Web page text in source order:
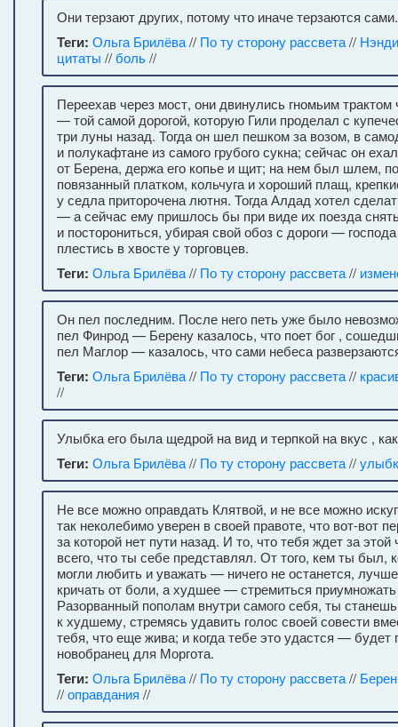
Они терзают других, потому что иначе терзаются сами.
Теги: Ольга Брилёва// По ту сторону рассвета//
цитаты //боль//
Переехав через мост, они двинулись гномьим трактом
— той самой дорогой, которую Гили проделал с
три луны назад. Тогда он шел пешком за возом, в
и полукафтане из самого грубого сукна; сейчас он
от Берена, держа его копье и щит; на нем был шлем,
повязанный платком, кольчуга и хороший плащ,
у седла приторочена лютня. Тогда Алдад хотел
— а сейчас ему пришлось бы при виде их поезда
и посторониться, убирая свой обоз с дороги —
плестись в хвосте у торговцев.
Теги: Ольга Брилёва// По ту сторону рассвета//
Он пел последним. После него петь уже было
пел Финрод — Берену казалось, что поет бог ,
пел Маглор — казалось, что сами небеса
Теги: Ольга Брилёва// По ту сторону рассвета//
//
Улыбка его была щедрой на вид и терпкой на вкус ,
Теги: Ольга Брилёва// По ту сторону рассвета//
Не все можно оправдать Клятвой, и не все можно
так неколебимо уверен в своей правоте, что вот-вот
за которой нет пути назад. И то, что тебя ждет за
всего, что ты себе представлял. От того, кем ты был,
могли любить и уважать — ничего не останется,
кричать от боли, а худшее — стремиться
Разорванный пополам внутри самого себя, ты станешь
к худшему, стремясь удавить голос своей совести
тебя, что еще жива; и когда тебе это удастся — будет
новобранец для Моргота.
Теги: Ольга Брилёва// По ту сторону рассвета// Берен
//оправдания //